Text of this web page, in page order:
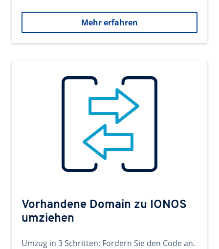
Mehr erfahren
Vorhandene Domain zu IONOS
umziehen
Umzug in 3 Schritten: Fordern Sie den Code an.